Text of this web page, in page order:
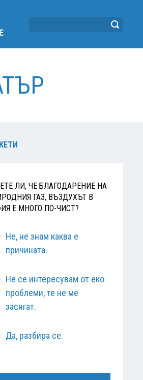
ЛИ, ЧЕ БЛАГОДАРЕНИЕ НА
ГАЗ, ВЪЗДУХЪТ В
Е МНОГО ПО-ЧИСТ?
Не, не знам каква е
причината.
Не се интересувам от еко
проблеми, те не ме
засягат.
Да, разбира се.